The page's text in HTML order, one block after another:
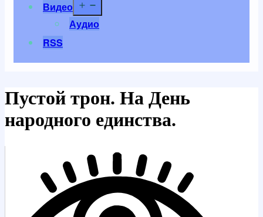
Видео
Аудио
RSS
Пустой трон. На День
народного единства.